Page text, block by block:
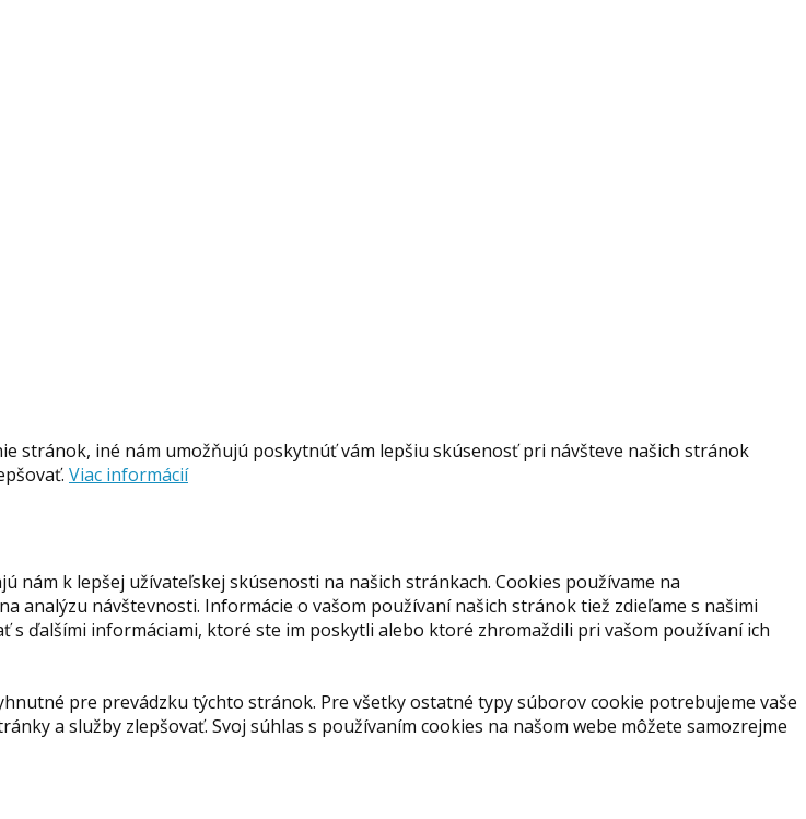
stránok, iné nám umožňujú poskytnúť vám lepšiu skúsenosť pri návšteve našich stránok
Viac informácií
nám k lepšej užívateľskej skúsenosti na našich stránkach. Cookies používame na
analýzu návštevnosti. Informácie o vašom používaní našich stránok tiež zdieľame s našimi
ďalšími informáciami, ktoré ste im poskytli alebo ktoré zhromaždili pri vašom používaní ich
pre prevádzku týchto stránok. Pre všetky ostatné typy súborov cookie potrebujeme vaše
a služby zlepšovať. Svoj súhlas s používaním cookies na našom webe môžete samozrejme